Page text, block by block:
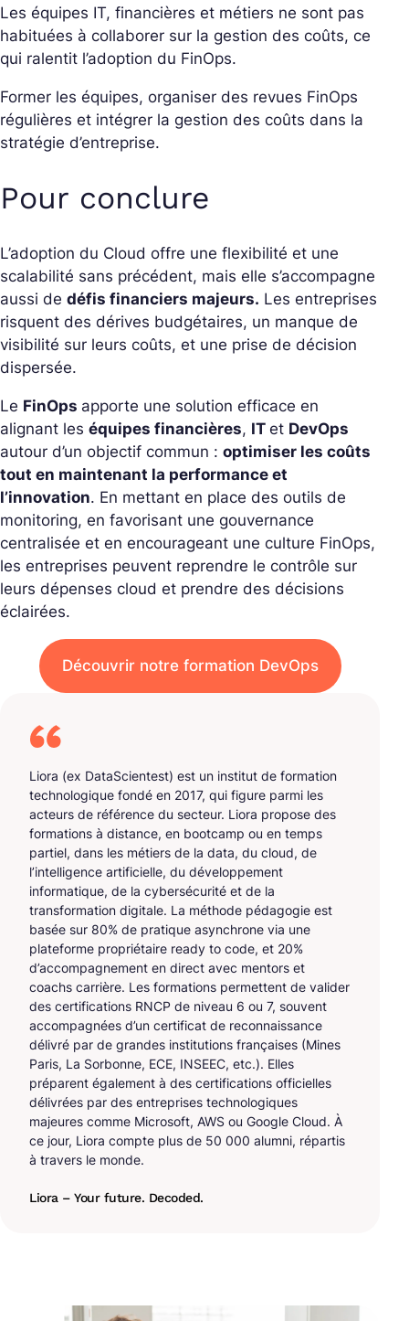
Les équipes IT, financières et métiers ne sont pas
habituées à collaborer sur la gestion des coûts, ce
qui ralentit l’adoption du FinOps.
Former les équipes, organiser des revues FinOps
régulières et intégrer la gestion des coûts dans la
stratégie d’entreprise.
Pour conclure
L’adoption du Cloud offre une flexibilité et une
scalabilité sans précédent, mais elle s’accompagne
aussi de défis financiers majeurs. Les entreprises
risquent des dérives budgétaires, un manque de
visibilité sur leurs coûts, et une prise de décision
dispersée.
Le FinOps apporte une solution efficace en
alignant les équipes financières, IT et DevOps
autour d’un objectif commun : optimiser les coûts
tout en maintenant la performance et
l’innovation. En mettant en place des outils de
monitoring, en favorisant une gouvernance
centralisée et en encourageant une culture FinOps,
les entreprises peuvent reprendre le contrôle sur
leurs dépenses cloud et prendre des décisions
éclairées.
Découvrir notre formation DevOps
Liora (ex DataScientest) est un institut de formation
technologique fondé en 2017, qui figure parmi les
acteurs de référence du secteur. Liora propose des
formations à distance, en bootcamp ou en temps
partiel, dans les métiers de la data, du cloud, de
l’intelligence artificielle, du développement
informatique, de la cybersécurité et de la
transformation digitale. La méthode pédagogie est
basée sur 80% de pratique asynchrone via une
plateforme propriétaire ready to code, et 20%
d’accompagnement en direct avec mentors et
coachs carrière. Les formations permettent de valider
des certifications RNCP de niveau 6 ou 7, souvent
accompagnées d’un certificat de reconnaissance
délivré par de grandes institutions françaises (Mines
Paris, La Sorbonne, ECE, INSEEC, etc.). Elles
préparent également à des certifications officielles
délivrées par des entreprises technologiques
majeures comme Microsoft, AWS ou Google Cloud. À
ce jour, Liora compte plus de 50 000 alumni, répartis
à travers le monde.
Liora – Your future. Decoded.